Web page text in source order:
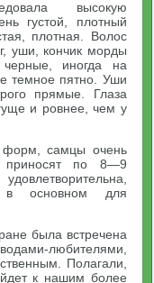
высокую
густой, плотный
плотная. Волос
уши, кончик морды
черные, иногда на
темное пятно. Уши
прямые. Глаза
и ровнее, чем у
форм, самцы очень
приносят по 8—9
в основном для
была встречена
любителями,
Полагали,
к нашим более